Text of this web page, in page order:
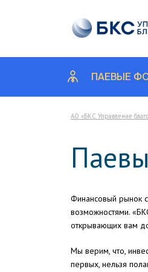
ПАЕВЫЕ
АО «БКС Управление
Финансовый рынок
возможностями.
открывающих вам
Мы верим, что,
первых, нельзя